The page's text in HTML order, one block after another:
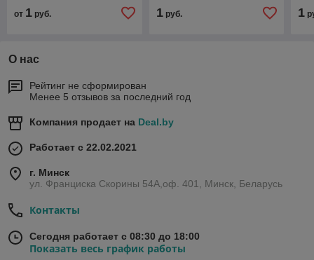
от 1 руб. 1руб. 1
О нас
Рейтинг не сформирован
Менее 5 отзывов за последний год
Компания продает на Deal.by
Работает с 22.02.2021
г. Минск
ул. Франциска Скорины 54А,оф. 401, Минск, Беларусь
Контакты
Сегодня работает с 08:30 до 18:00
Показать весь график работы